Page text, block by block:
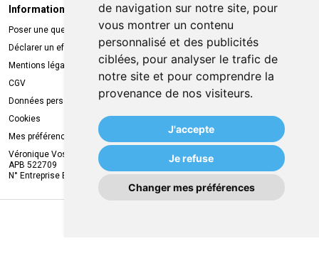
de navigation sur notre site, pour
vous montrer un contenu
personnalisé et des publicités
ciblées, pour analyser le trafic de
notre site et pour comprendre la
provenance de nos visiteurs.
J'accepte
Je refuse
Changer mes préférences
Informations légales
Poser une question
Déclarer un effet indésirable
Mentions légales
CGV
Données personnelles
Cookies
Mes préférences Cookies
Véronique Vos
APB 522709
N° Entreprise BE0749.944.612
Livraison
Retrait à la pharmacie
Livraison chez vous
Livraison dans un Point Relais